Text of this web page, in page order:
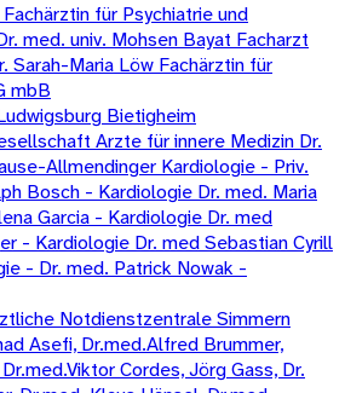
für Psychiatrie und
med. univ. Mohsen Bayat Facharzt
Sarah-Maria Löw Fachärztin für
mbB
Bietigheim
Arzte für innere Medizin Dr.
Allmendinger Kardiologie - Priv.
Bosch - Kardiologie Dr. med. Maria
Garcia - Kardiologie Dr. med
- Kardiologie Dr. med Sebastian Cyrill
- Dr. med. Patrick Nowak -
Notdienstzentrale Simmern
Asefi, Dr.med.Alfred Brummer,
Cordes, Jörg Gass, Dr.